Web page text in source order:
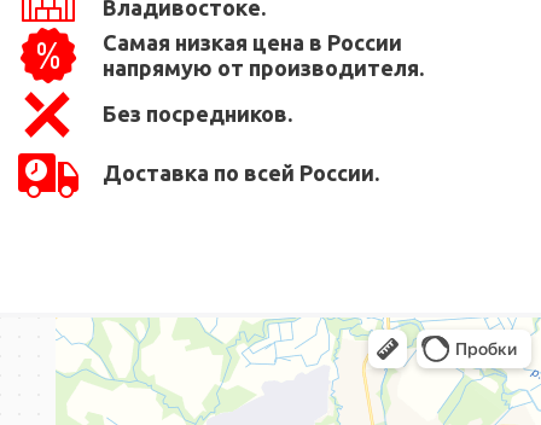
Владивостоке.
Самая низкая цена в России
напрямую от производителя.
Без посредников.
Доставка по всей России.